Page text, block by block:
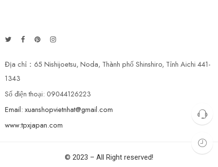
Địa chỉ：65 Nishijoetsu, Noda, Thành phố Shinshiro, Tỉnh Aichi 441-
1343
Số điện thoại: 09044126223
Email: xuanshopvietnhat@gmail.com
www:tpxjapan.com
© 2023 – All Right reserved!